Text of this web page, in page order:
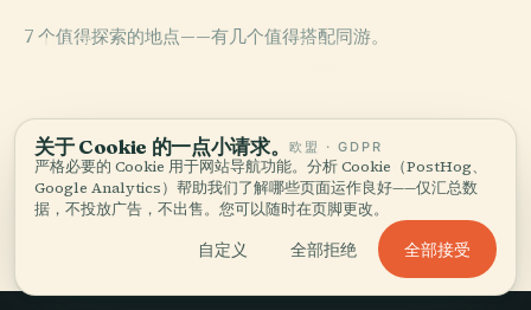
7 个值得探索的地点——有几个值得搭配同游。
PLACE PLACE
PLACE
特热比奇的全部 7 个地点
关于 Cookie 的一点小请求。欧盟 · GDPR
严格必要的 Cookie 用于网站导航功能。分析 Cookie（PostHog、
Google Analytics）帮助我们了解哪些页面运作良好——仅汇总数
据，不投放广告，不出售。您可以随时在页脚更改。
自定义 全部拒绝 全部接受